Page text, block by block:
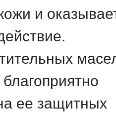
и
ее защитных